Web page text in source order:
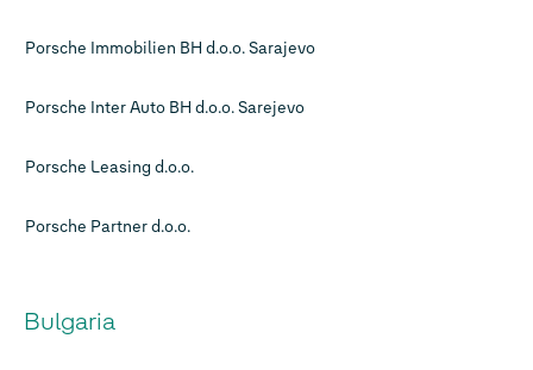
Porsche Immobilien BH d.o.o. Sarajevo
Porsche Inter Auto BH d.o.o. Sarejevo
Porsche Leasing d.o.o.
Porsche Partner d.o.o.
Bulgaria